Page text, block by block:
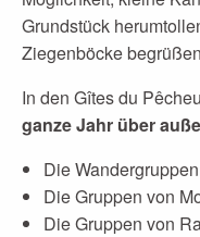
Grundstück
Ziegenböcke
In den Gîtes du
ganze Jahr über
Die Wandergruppen
Die Gruppen von
Die Gruppen von